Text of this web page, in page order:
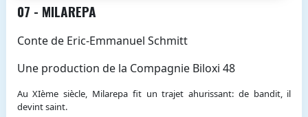
07 - MILAREPA
Conte de Eric-Emmanuel Schmitt
Une production de la Compagnie Biloxi 48
Au XIème siècle, Milarepa fit un trajet ahurissant: de bandit, il
devint saint.